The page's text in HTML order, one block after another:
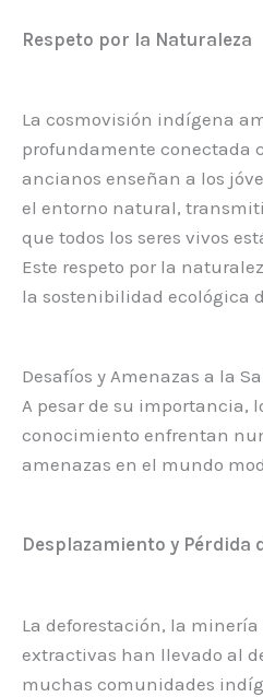
Respeto por la Naturaleza
La cosmovisión indígena
profundamente conectada
ancianos enseñan a los
el entorno natural,
que todos los seres vivos
Este respeto por la
la sostenibilidad ecológica
Desafíos y Amenazas a la
A pesar de su importancia,
conocimiento enfrentan
amenazas en el mundo
Desplazamiento y Pérdida
La deforestación, la
extractivas han llevado al
muchas comunidades